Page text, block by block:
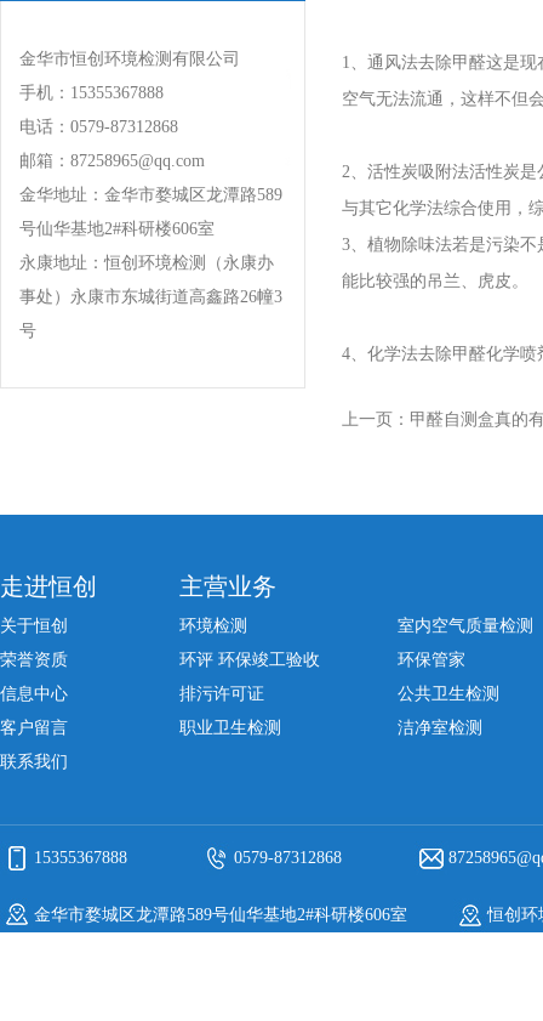
金华市恒创环境检测有限公司
手机：15355367888
电话：0579-87312868
邮箱：87258965@qq.com
金华地址：金华市婺城区龙潭路589
号仙华基地2#科研楼606室
永康地址：恒创环境检测（永康办
事处）永康市东城街道高鑫路26幢3
号
1、通风法去除甲醛这是
空气无法流通，这样不但
2、活性炭吸附法活性炭
与其它化学法综合使用，
3、植物除味法若是污染
能比较强的吊兰、虎皮。
4、化学法去除甲醛化学
上一页： 甲醛自测盒真的
走进恒创
关于恒创
荣誉资质
信息中心
客户留言
联系我们
主营业务
环境检测
室内空气质量检测
环评 环保竣工验收
环保管家
排污许可证
公共卫生检测
职业卫生检测
洁净室检测
15355367888 0579-87312868
金华市婺城区龙潭路589号仙华基地2#科研楼606室 恒创环